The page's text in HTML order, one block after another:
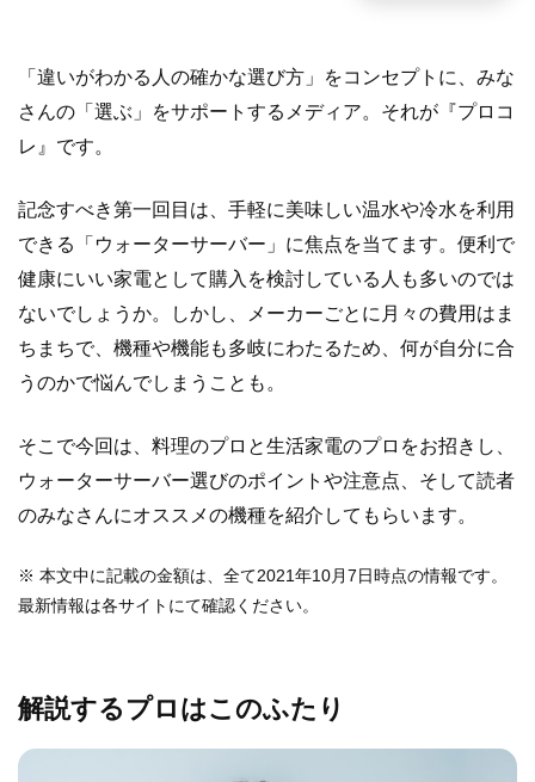
「違いがわかる人の確かな選び方」をコンセプトに、みな
さんの「選ぶ」をサポートするメディア。それが『プロコ
レ』です。
記念すべき第一回目は、手軽に美味しい温水や冷水を利用
できる「ウォーターサーバー」に焦点を当てます。便利で
健康にいい家電として購入を検討している人も多いのでは
ないでしょうか。しかし、メーカーごとに月々の費用はま
ちまちで、機種や機能も多岐にわたるため、何が自分に合
うのかで悩んでしまうことも。
そこで今回は、料理のプロと生活家電のプロをお招きし、
ウォーターサーバー選びのポイントや注意点、そして読者
のみなさんにオススメの機種を紹介してもらいます。
※ 本文中に記載の金額は、全て2021年10月7日時点の情報です。
最新情報は各サイトにて確認ください。
解説するプロはこのふたり